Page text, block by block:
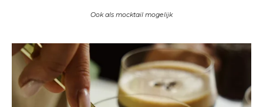
Ook als mocktail mogelijk